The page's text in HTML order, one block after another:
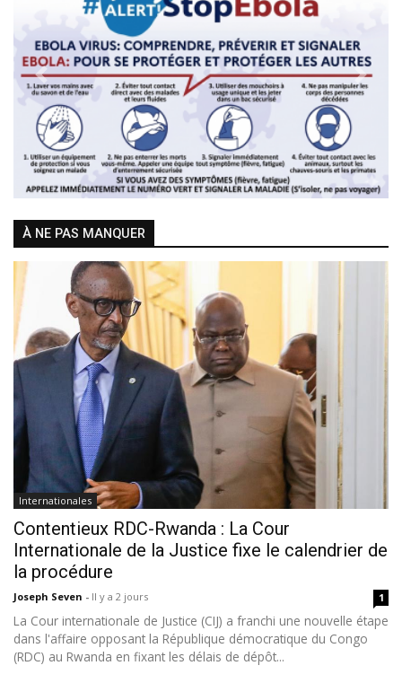
Previous Next
À NE PAS MANQUER
Internationales
Contentieux RDC-Rwanda : La Cour
Internationale de la Justice fixe le calendrier de
la procédure
Joseph Seven - Il y a 2 jours 1
La Cour internationale de Justice (CIJ) a franchi une nouvelle étape
dans l'affaire opposant la République démocratique du Congo
(RDC) au Rwanda en fixant les délais de dépôt...